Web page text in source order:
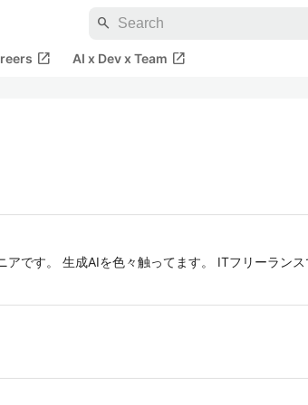
search
open_in_new AI x Dev x Team open_in_new
アです。 生成AIを色々触ってます。 ITフリーランス